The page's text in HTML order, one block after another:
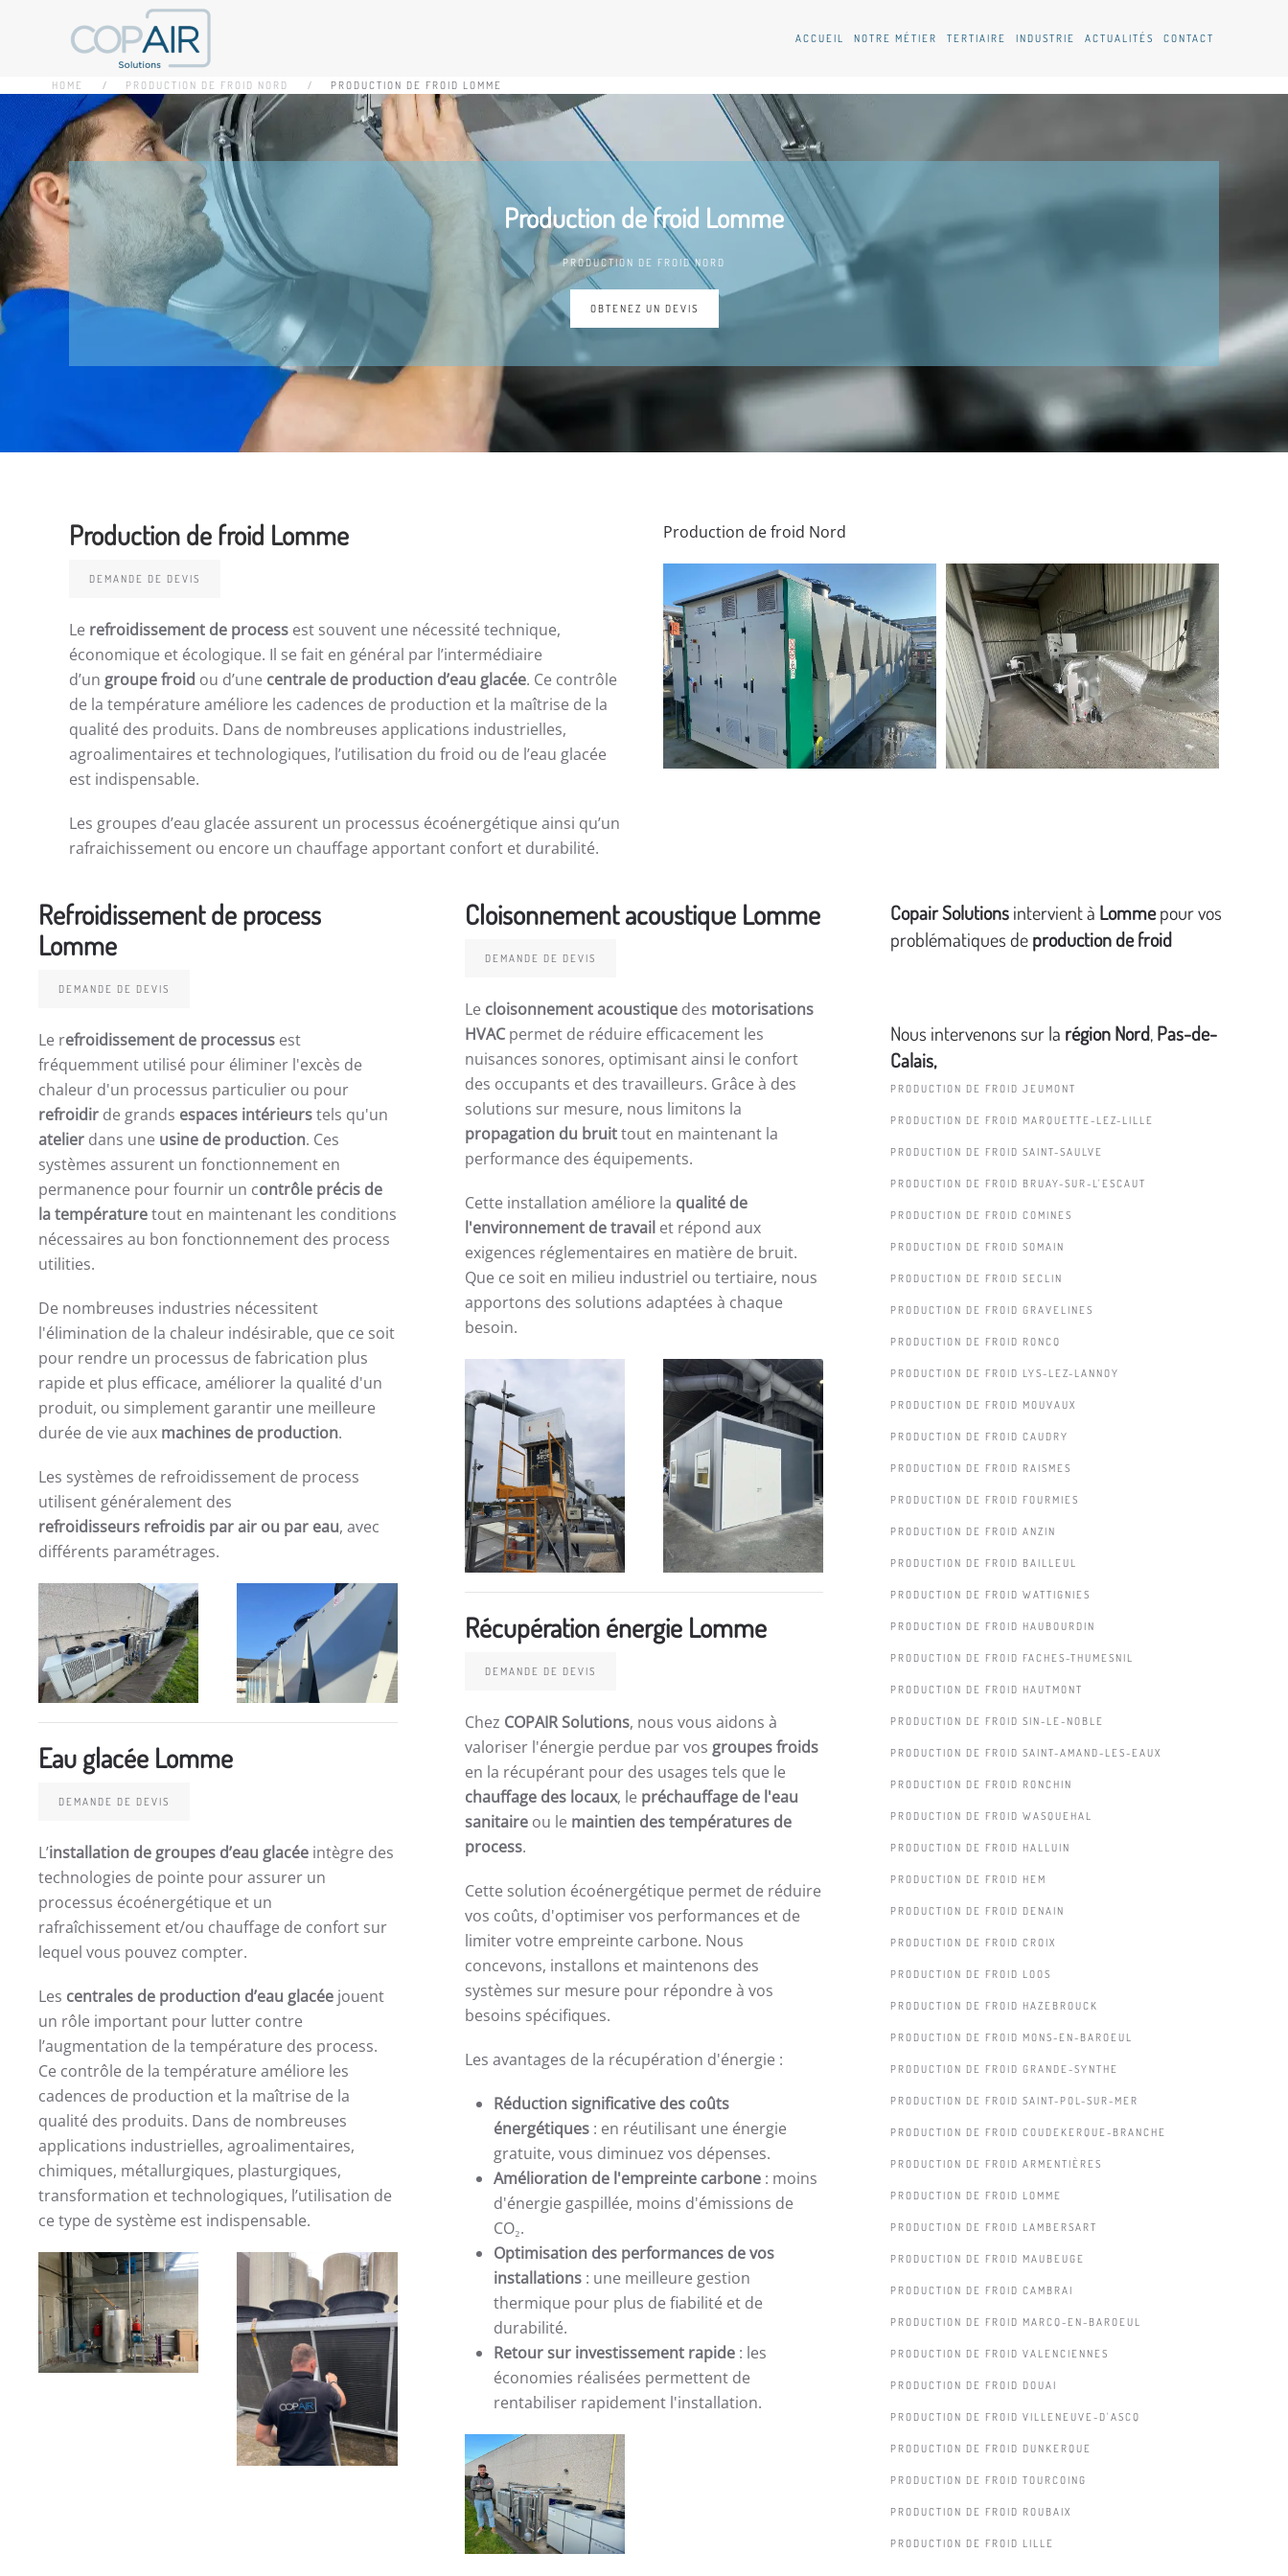
Accéder au contenu principal ACCUEIL NOTRE MÉTIER TERTIAIRE INDUSTRIE ACTUALITÉS CONTACT
HOME PRODUCTION DE FROID NORD PRODUCTION DE FROID LOMME
Production de froid Lomme
PRODUCTION DE FROID NORD
OBTENEZ UN DEVIS
Production de froid Lomme
DEMANDE DE DEVIS
Le refroidissement de process est souvent une nécessité technique,
économique et écologique. Il se fait en général par l’intermédiaire
d’un groupe froid ou d’une centrale de production d’eau glacée. Ce contrôle
de la température améliore les cadences de production et la maîtrise de la
qualité des produits. Dans de nombreuses applications industrielles,
agroalimentaires et technologiques, l’utilisation du froid ou de l’eau glacée
est indispensable.
Les groupes d’eau glacée assurent un processus écoénergétique ainsi qu’un
rafraichissement ou encore un chauffage apportant confort et durabilité.
Production de froid Nord
Refroidissement de process
Lomme
DEMANDE DE DEVIS
Le refroidissement de processus est
fréquemment utilisé pour éliminer l'excès de
chaleur d'un processus particulier ou pour
refroidir de grands espaces intérieurstels qu'un
atelier dans une usine de production. Ces
systèmes assurent un fonctionnement en
permanence pour fournir un contrôle précis de
la températuretout en maintenant les conditions
nécessaires au bon fonctionnement des process
utilities.
De nombreuses industries nécessitent
l'élimination de la chaleur indésirable, que ce soit
pour rendre un processus de fabrication plus
rapide et plus efficace, améliorer la qualité d'un
produit, ou simplement garantir une meilleure
durée de vie aux machines de production.
Les systèmes de refroidissement de process
utilisent généralement des
refroidisseurs refroidis par air ou par eau, avec
différents paramétrages.
Eau glacée Lomme
DEMANDE DE DEVIS
L’installation de groupes d’eau glacée intègre des
technologies de pointe pour assurer un
processus écoénergétique et un
rafraîchissement et/ou chauffage de confort sur
lequel vous pouvez compter.
Les centrales de production d’eau glacée jouent
un rôle important pour lutter contre
l’augmentation de la température des process.
Ce contrôle de la température améliore les
cadences de production et la maîtrise de la
qualité des produits. Dans de nombreuses
applications industrielles, agroalimentaires,
chimiques, métallurgiques, plasturgiques,
transformation et technologiques, l’utilisation de
ce type de système est indispensable.
Cloisonnement acoustique Lomme
DEMANDE DE DEVIS
Le cloisonnement acoustiquedes motorisations
HVACpermet de réduire efficacement les
nuisances sonores, optimisant ainsi le confort
des occupants et des travailleurs. Grâce à des
solutions sur mesure, nous limitons la
propagation du bruittout en maintenant la
performance des équipements.
Cette installation améliore la qualité de
l'environnement de travail et répond aux
exigences réglementaires en matière de bruit.
Que ce soit en milieu industriel ou tertiaire, nous
apportons des solutions adaptées à chaque
besoin.
Récupération énergie Lomme
DEMANDE DE DEVIS
Chez COPAIR Solutions, nous vous aidons à
valoriser l'énergie perdue par vos groupes froids
en la récupérant pour des usages tels que le
chauffage des locaux, le préchauffage de l'eau
sanitaireou le maintien des températures de
process.
Cette solution écoénergétique permet de réduire
vos coûts, d'optimiser vos performances et de
limiter votre empreinte carbone. Nous
concevons, installons et maintenons des
systèmes sur mesure pour répondre à vos
besoins spécifiques.
Les avantages de la récupération d'énergie :
Réduction significative des coûts
énergétiques: en réutilisant une énergie
gratuite, vous diminuez vos dépenses.
Amélioration de l'empreinte carbone: moins
d'énergie gaspillée, moins d'émissions de
CO₂.
Optimisation des performances de vos
installations: une meilleure gestion
thermique pour plus de fiabilité et de
durabilité.
Retour sur investissement rapide: les
économies réalisées permettent de
rentabiliser rapidement l'installation.
Copair Solutionsintervient à Lommepour vos
problématiques deproduction de froid
Nous intervenons sur la région Nord,Pas-de-
Calais,
PRODUCTION DE FROID JEUMONT
PRODUCTION DE FROID MARQUETTE-LEZ-LILLE
PRODUCTION DE FROID SAINT-SAULVE
PRODUCTION DE FROID BRUAY-SUR-L'ESCAUT
PRODUCTION DE FROID COMINES
PRODUCTION DE FROID SOMAIN
PRODUCTION DE FROID SECLIN
PRODUCTION DE FROID GRAVELINES
PRODUCTION DE FROID RONCQ
PRODUCTION DE FROID LYS-LEZ-LANNOY
PRODUCTION DE FROID MOUVAUX
PRODUCTION DE FROID CAUDRY
PRODUCTION DE FROID RAISMES
PRODUCTION DE FROID FOURMIES
PRODUCTION DE FROID ANZIN
PRODUCTION DE FROID BAILLEUL
PRODUCTION DE FROID WATTIGNIES
PRODUCTION DE FROID HAUBOURDIN
PRODUCTION DE FROID FACHES-THUMESNIL
PRODUCTION DE FROID HAUTMONT
PRODUCTION DE FROID SIN-LE-NOBLE
PRODUCTION DE FROID SAINT-AMAND-LES-EAUX
PRODUCTION DE FROID RONCHIN
PRODUCTION DE FROID WASQUEHAL
PRODUCTION DE FROID HALLUIN
PRODUCTION DE FROID HEM
PRODUCTION DE FROID DENAIN
PRODUCTION DE FROID CROIX
PRODUCTION DE FROID LOOS
PRODUCTION DE FROID HAZEBROUCK
PRODUCTION DE FROID MONS-EN-BAROEUL
PRODUCTION DE FROID GRANDE-SYNTHE
PRODUCTION DE FROID SAINT-POL-SUR-MER
PRODUCTION DE FROID COUDEKERQUE-BRANCHE
PRODUCTION DE FROID ARMENTIÈRES
PRODUCTION DE FROID LOMME
PRODUCTION DE FROID LAMBERSART
PRODUCTION DE FROID MAUBEUGE
PRODUCTION DE FROID CAMBRAI
PRODUCTION DE FROID MARCQ-EN-BAROEUL
PRODUCTION DE FROID VALENCIENNES
PRODUCTION DE FROID DOUAI
PRODUCTION DE FROID VILLENEUVE-D'ASCQ
PRODUCTION DE FROID DUNKERQUE
PRODUCTION DE FROID TOURCOING
PRODUCTION DE FROID ROUBAIX
PRODUCTION DE FROID LILLE